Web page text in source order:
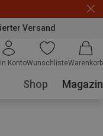
Versand
KontoWunschlisteWarenkorb
Shop Magazin